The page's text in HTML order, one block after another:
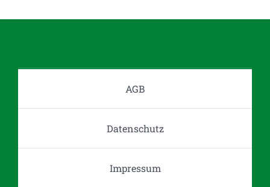
AGB
Datenschutz
Impressum